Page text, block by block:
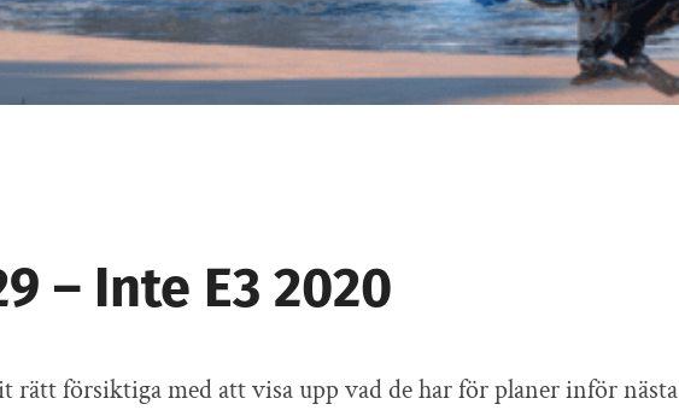
– Inte E3 2020
rätt försiktiga med att visa upp vad de har för planer inför nästa